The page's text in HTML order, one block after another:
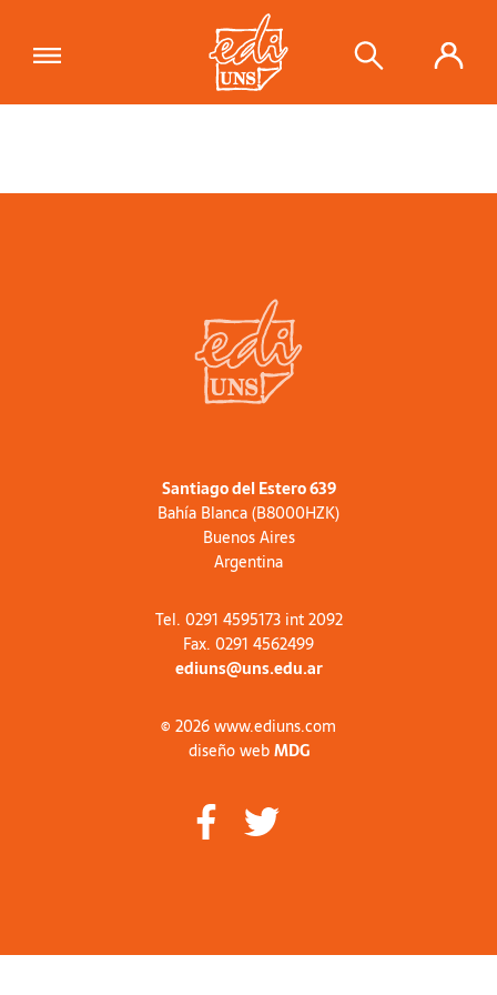
Santiago del Estero 639
Bahía Blanca (B8000HZK)
Buenos Aires
Argentina
Tel. 0291 4595173 int 2092
Fax. 0291 4562499
ediuns@uns.edu.ar
© 2026 www.ediuns.com
diseño webMDG